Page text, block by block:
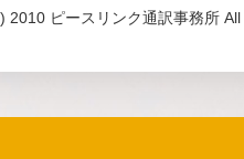
2010 ピースリンク通訳事務所